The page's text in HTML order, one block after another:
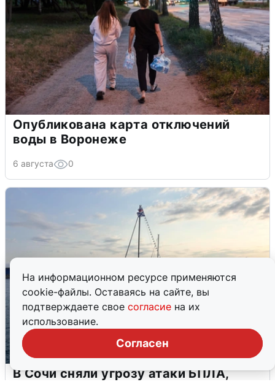
На информационном ресурсе применяются
cookie-файлы. Оставаясь на сайте, вы
подтверждаете свое согласие на их
использование.
Согласен
Опубликована карта отключений
воды в Воронеже
6 августа 0
В Сочи сняли угрозу атаки БПЛА,